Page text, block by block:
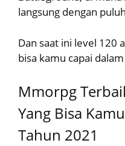
langsung dengan
Dan saat ini level 120
bisa kamu capai
Mmorpg
Yang Bisa
Tahun 2021